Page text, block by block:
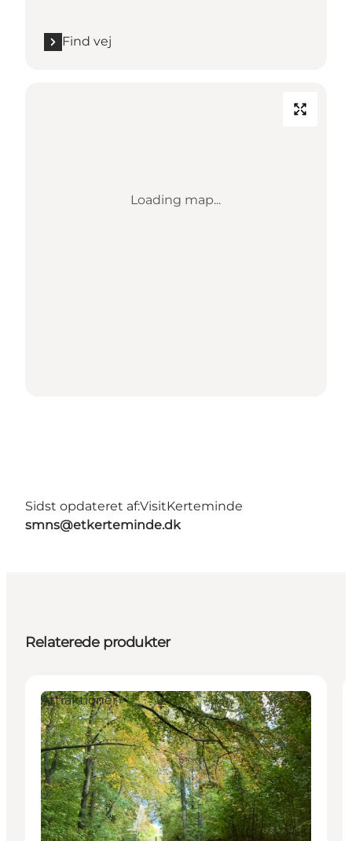
Find vej
Loading map...
Sidst opdateret af:VisitKerteminde
smns@etkerteminde.dk
Relaterede produkter
Attraktioner